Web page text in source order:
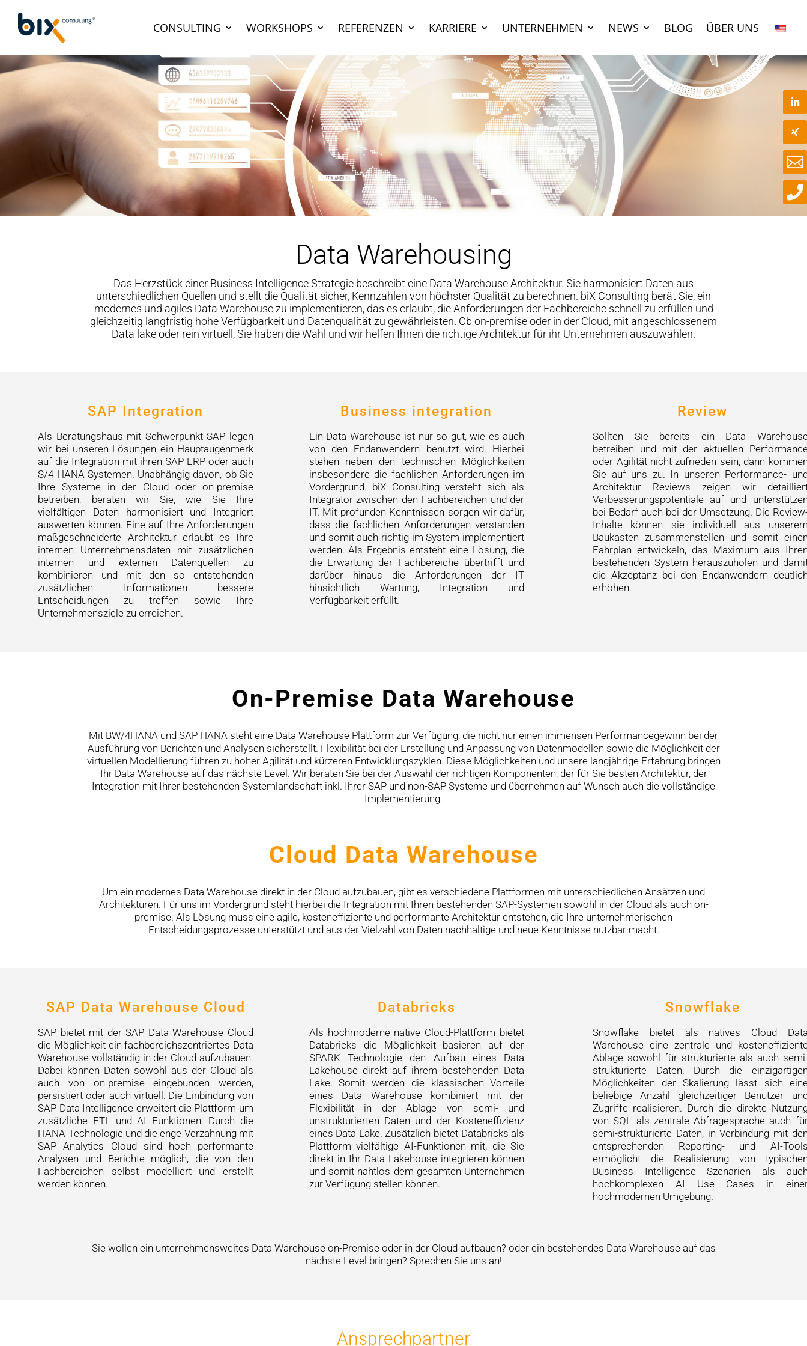
CONSULTING WORKSHOPS REFERENZEN KARRIERE UNTERNEHMEN NEWS BLOG ÜBER UNS
Data Warehousing
Das Herzstück einer Business Intelligence Strategie beschreibt eine Data Warehouse Architektur. Sie harmonisiert Daten aus
unterschiedlichen Quellen und stellt die Qualität sicher, Kennzahlen von höchster Qualität zu berechnen. biX Consulting berät Sie, ein
modernes und agiles Data Warehouse zu implementieren, das es erlaubt, die Anforderungen der Fachbereiche schnell zu erfüllen und
gleichzeitig langfristig hohe Verfügbarkeit und Datenqualität zu gewährleisten. Ob on-premise oder in der Cloud, mit angeschlossenem
Data lake oder rein virtuell, Sie haben die Wahl und wir helfen Ihnen die richtige Architektur für ihr Unternehmen auszuwählen.
SAP Integration
Als Beratungshaus mit Schwerpunkt SAP legen
wir bei unseren Lösungen ein Hauptaugenmerk
auf die Integration mit ihren SAP ERP oder auch
S/4 HANA Systemen. Unabhängig davon, ob Sie
Ihre Systeme in der Cloud oder on-premise
betreiben, beraten wir Sie, wie Sie Ihre
vielfältigen Daten harmonisiert und Integriert
auswerten können. Eine auf Ihre Anforderungen
maßgeschneiderte Architektur erlaubt es Ihre
internen Unternehmensdaten mit zusätzlichen
internen und externen Datenquellen zu
kombinieren und mit den so entstehenden
zusätzlichen Informationen bessere
Entscheidungen zu treffen sowie Ihre
Unternehmensziele zu erreichen.
Business integration
Ein Data Warehouse ist nur so gut, wie es auch
von den Endanwendern benutzt wird. Hierbei
stehen neben den technischen Möglichkeiten
insbesondere die fachlichen Anforderungen im
Vordergrund. biX Consulting versteht sich als
Integrator zwischen den Fachbereichen und der
IT. Mit profunden Kenntnissen sorgen wir dafür,
dass die fachlichen Anforderungen verstanden
und somit auch richtig im System implementiert
werden. Als Ergebnis entsteht eine Lösung, die
die Erwartung der Fachbereiche übertrifft und
darüber hinaus die Anforderungen der IT
hinsichtlich Wartung, Integration und
Verfügbarkeit erfüllt.
Review
Sollten Sie bereits ein Data
betreiben und mit der aktuellen
oder Agilität nicht zufrieden sein, dann
Sie auf uns zu. In unseren Performance-
Architektur Reviews zeigen wir
Verbesserungspotentiale auf und
bei Bedarf auch bei der Umsetzung. Die
Inhalte können sie individuell aus
Baukasten zusammenstellen und somit
Fahrplan entwickeln, das Maximum aus
bestehenden System herauszuholen und
die Akzeptanz bei den Endanwendern
erhöhen.
On-Premise Data Warehouse
Mit BW/4HANA und SAP HANA steht eine Data Warehouse Plattform zur Verfügung, die nicht nur einen immensen Performancegewinn bei der
Ausführung von Berichten und Analysen sicherstellt. Flexibilität bei der Erstellung und Anpassung von Datenmodellen sowie die Möglichkeit der
virtuellen Modellierung führen zu hoher Agilität und kürzeren Entwicklungszyklen. Diese Möglichkeiten und unsere langjährige Erfahrung bringen
Ihr Data Warehouse auf das nächste Level. Wir beraten Sie bei der Auswahl der richtigen Komponenten, der für Sie besten Architektur, der
Integration mit Ihrer bestehenden Systemlandschaft inkl. Ihrer SAP und non-SAP Systeme und übernehmen auf Wunsch auch die vollständige
Implementierung.
Cloud Data Warehouse
Um ein modernes Data Warehouse direkt in der Cloud aufzubauen, gibt es verschiedene Plattformen mit unterschiedlichen Ansätzen und
Architekturen. Für uns im Vordergrund steht hierbei die Integration mit Ihren bestehenden SAP-Systemen sowohl in der Cloud als auch on-
premise. Als Lösung muss eine agile, kosteneffiziente und performante Architektur entstehen, die Ihre unternehmerischen
Entscheidungsprozesse unterstützt und aus der Vielzahl von Daten nachhaltige und neue Kenntnisse nutzbar macht.
SAP Data Warehouse Cloud
SAP bietet mit der SAP Data Warehouse Cloud
die Möglichkeit ein fachbereichszentriertes Data
Warehouse vollständig in der Cloud aufzubauen.
Dabei können Daten sowohl aus der Cloud als
auch von on-premise eingebunden werden,
persistiert oder auch virtuell. Die Einbindung von
SAP Data Intelligence erweitert die Plattform um
zusätzliche ETL und AI Funktionen. Durch die
HANA Technologie und die enge Verzahnung mit
SAP Analytics Cloud sind hoch performante
Analysen und Berichte möglich, die von den
Fachbereichen selbst modelliert und erstellt
werden können.
Databricks
Als hochmoderne native Cloud-Plattform bietet
Databricks die Möglichkeit basieren auf der
SPARK Technologie den Aufbau eines Data
Lakehouse direkt auf ihrem bestehenden Data
Lake. Somit werden die klassischen Vorteile
eines Data Warehouse kombiniert mit der
Flexibilität in der Ablage von semi- und
unstrukturierten Daten und der Kosteneffizienz
eines Data Lake. Zusätzlich bietet Databricks als
Plattform vielfältige AI-Funktionen mit, die Sie
direkt in Ihr Data Lakehouse integrieren können
und somit nahtlos dem gesamten Unternehmen
zur Verfügung stellen können.
Snowflake
Snowflake bietet als natives Cloud
Warehouse eine zentrale und
Ablage sowohl für strukturierte als auch
strukturierte Daten. Durch die
Möglichkeiten der Skalierung lässt sich
beliebige Anzahl gleichzeitiger Benutzer
Zugriffe realisieren. Durch die direkte
von SQL als zentrale Abfragesprache auch
semi-strukturierte Daten, in Verbindung mit
entsprechenden Reporting- und AI-
ermöglicht die Realisierung von
Business Intelligence Szenarien als
hochkomplexen AI Use Cases in
hochmodernen Umgebung.
Sie wollen ein unternehmensweites Data Warehouse on-Premise oder in der Cloud aufbauen? oder ein bestehendes Data Warehouse auf das
nächste Level bringen? Sprechen Sie uns an!
Ansprechpartner

